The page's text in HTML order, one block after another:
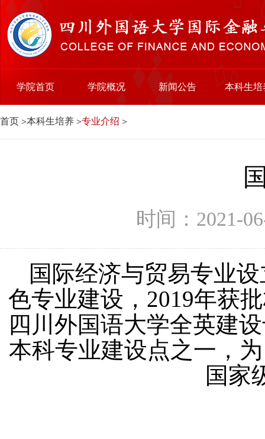
学院首页 学院概况 新闻公告 本科生培
首页 >本科生培养 >专业介绍 >
时间：
国际经济与贸易专业
色专业建设，2019年获
四川外国语大学全英建
本科专业建设点之一，
国家